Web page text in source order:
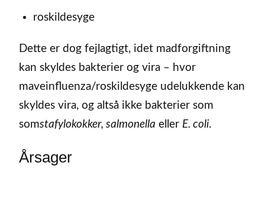
roskildesyge
Dette er dog fejlagtigt, idet madforgiftning
kan skyldes bakterier og vira – hvor
maveinfluenza/roskildesyge udelukkende kan
skyldes vira, og altså ikke bakterier som
somstafylokokker, salmonella eller E. coli.
Årsager